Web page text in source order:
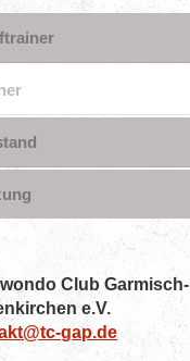
Club Garmisch-
e.V.
gap.de